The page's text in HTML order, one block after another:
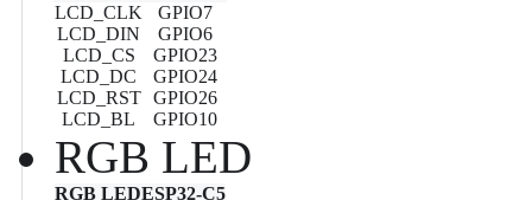
LCD_CLK
GPIO7
LCD_DIN
GPIO6
LCD_CS
GPIO23
LCD_DC
GPIO24
LCD_RST GPIO26
LCD_BL
GPIO10
RGB LED
RGB LEDESP32-C5